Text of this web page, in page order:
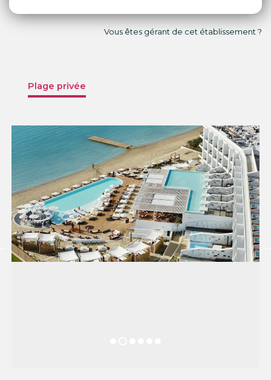
Vous êtes gérant de cet établissement ?
Plage privée